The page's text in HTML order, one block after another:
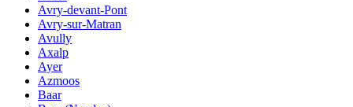
Avry-devant-Pont
Avry-sur-Matran
Avully
Axalp
Ayer
Azmoos
Baar